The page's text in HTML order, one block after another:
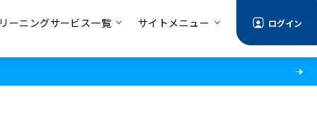
ーニングサービス一覧 サイトメニュー ログイン